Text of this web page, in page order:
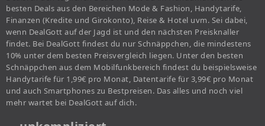
besten Deals aus den Bereichen Mode & Fashion, Handytarife,
Finanzen (Kredite und Girokonto), Reise & Hotel uvm. Sei dabei,
wenn DealGott auf der Jagd ist und den nächsten Preisknaller
findet. Bei DealGott findest du nur Schnäppchen, die mindestens
10% unter dem besten Preisvergleich liegen. Unter den besten
Schnäppchen aus dem Mobilfunkbereich findest du beispielsweise
Handytarife für 1,99€ pro Monat, Datentarife für 3,99€ pro Monat
und auch Smartphones zu Bestpreisen. Das alles und noch viel
mehr wartet bei DealGott auf dich.